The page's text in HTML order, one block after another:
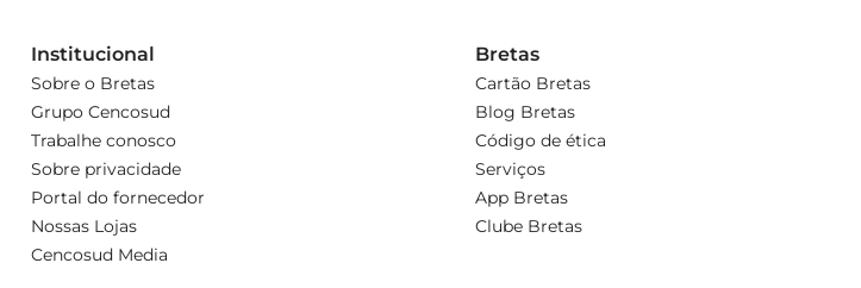
Institucional
Sobre o Bretas
Grupo Cencosud
Trabalhe conosco
Sobre privacidade
Portal do fornecedor
Nossas Lojas
Cencosud Media
Bretas
Cartão Bretas
Blog Bretas
Código de ética
Serviços
App Bretas
Clube Bretas